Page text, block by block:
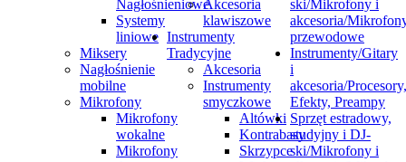
Nagłośnieniowe
Systemy
liniowe
Miksery
Nagłośnienie
mobilne
Mikrofony
Mikrofony
wokalne
Mikrofony
Akcesoria
klawiszowe
Instrumenty
Tradycyjne
Akcesoria
Instrumenty
smyczkowe
Altówki
Kontrabasy
Skrzypce
ski/Mikrofony i
akcesoria/
przewodowe
Instrumenty/Gitary
i
akcesoria/Procesory,
Efekty, Preampy
Sprzęt estradowy,
studyjny i DJ-
ski/Mikrofony i